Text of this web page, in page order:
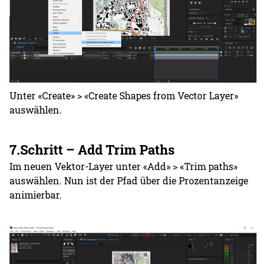
Unter «Create» > «Create Shapes from Vector Layer»
auswählen.
7.Schritt – Add Trim Paths
Im neuen Vektor-Layer unter «Add» > «Trim paths»
auswählen. Nun ist der Pfad über die Prozentanzeige
animierbar.